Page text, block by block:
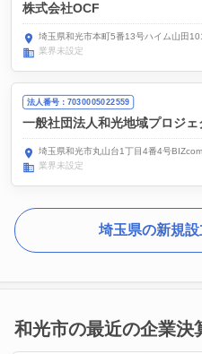
株式会社OCF
埼玉県和光市本町5番13号ハイム山田
業界未設定
法人番号：7030005022559
一般社団法人和光地域プロジ
埼玉県和光市丸山台1丁目4番4号
業界未設定
埼玉県の新規
和光市の最近の企業決